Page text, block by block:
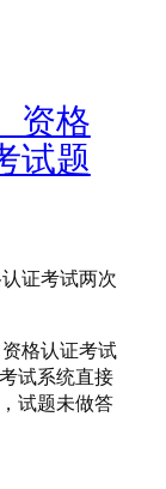
资格
试题
证考试两次
格认证考试
试系统直接
试题未做答